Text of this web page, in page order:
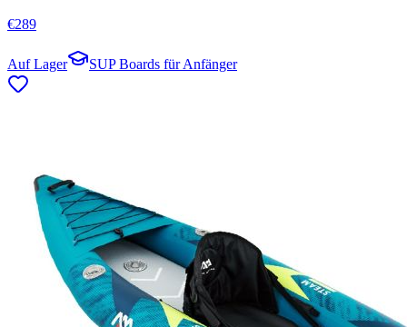
€289
Auf Lager SUP Boards für Anfänger